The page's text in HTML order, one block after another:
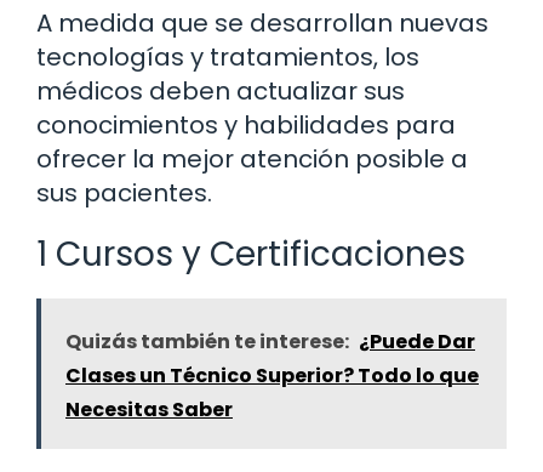
A medida que se desarrollan nuevas
tecnologías y tratamientos, los
médicos deben actualizar sus
conocimientos y habilidades para
ofrecer la mejor atención posible a
sus pacientes.
1 Cursos y Certificaciones
Quizás también te interese: ¿Puede Dar
Clases un Técnico Superior? Todo lo que
Necesitas Saber